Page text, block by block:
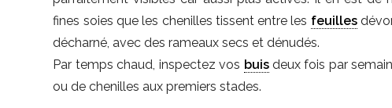
fines soies que les chenilles tissent entre les feuilles
décharné, avec des rameaux secs et dénudés.
Par temps chaud, inspectez vos buisdeux fois par
ou de chenilles aux premiers stades.